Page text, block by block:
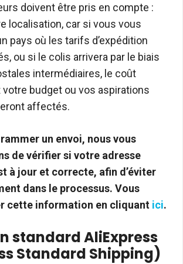
doivent être pris en compte :
localisation, car si vous vous
pays où les tarifs d’expédition
ou si le colis arrivera par le biais
intermédiaires, le coût
budget ou vos aspirations
affectés.
un envoi, nous vous
de vérifier si votre adresse
à jour et correcte, afin d’éviter
dans le processus. Vous
cette information en cliquant ici.
standard AliExpress
Standard Shipping)